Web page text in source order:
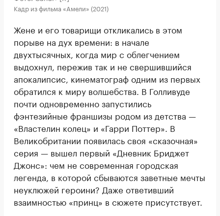
Кадр из фильма «Амели» (2021)
Жене и его товарищи откликались в этом
порыве на дух времени: в начале
двухтысячных, когда мир с облегчением
выдохнул, пережив так и не свершившийся
апокалипсис, кинематограф одним из первых
обратился к миру волшебства. В Голливуде
почти одновременно запустились
фэнтезийные франшизы родом из детства —
«Властелин колец» и «Гарри Поттер». В
Великобритании появилась своя «сказочная»
серия — вышел первый «Дневник Бриджет
Джонс»: чем не современная городская
легенда, в которой сбываются заветные мечты
неуклюжей героини? Даже ответивший
взаимностью «принц» в сюжете присутствует.